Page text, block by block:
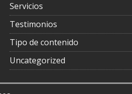
Servicios
Testimonios
Tipo de contenido
Uncategorized